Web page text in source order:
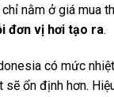
nằm ở giá mua
đơn vị hơi tạo ra.
có mức
sẽ ổn định hơn.